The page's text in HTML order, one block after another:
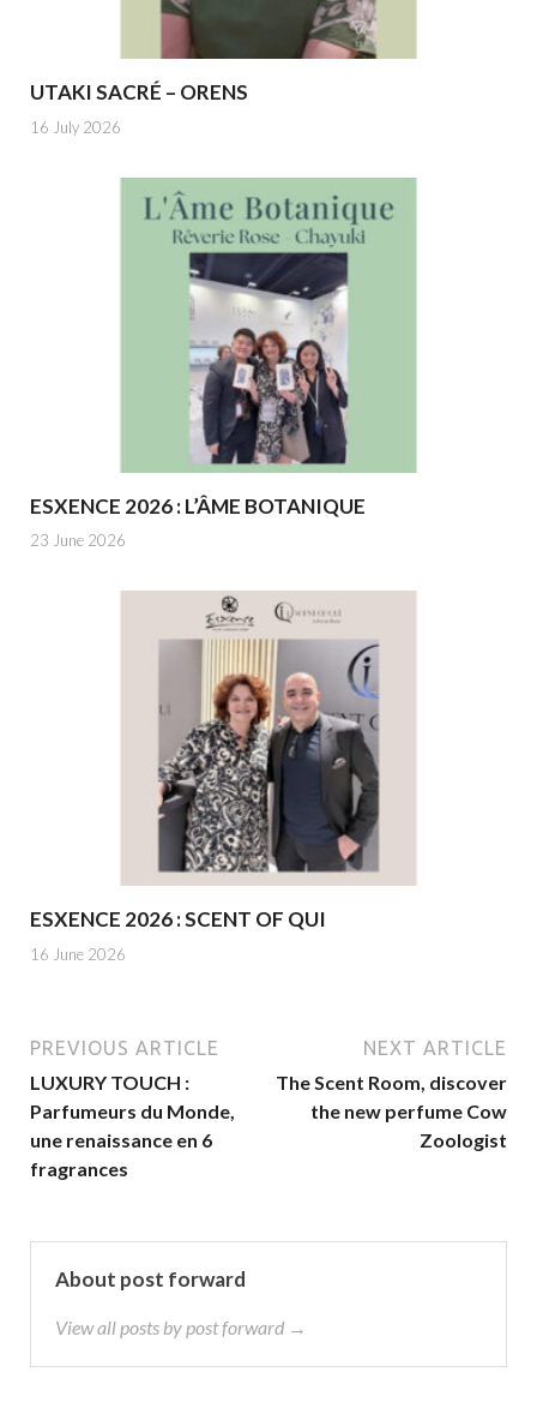
UTAKI SACRÉ – ORENS
16 July 2026
ESXENCE 2026 : L’ÂME BOTANIQUE
23 June 2026
ESXENCE 2026 : SCENT OF QUI
16 June 2026
PREVIOUS ARTICLE
LUXURY TOUCH :
Parfumeurs du Monde,
une renaissance en 6
fragrances
NEXT ARTICLE
The Scent Room, discover
the new perfume Cow
Zoologist
About post forward
View all posts by post forward →